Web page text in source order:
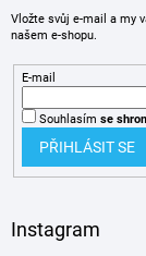
Vložte svůj e-mail a my
našem e-shopu.
E-mail
Souhlasím se
PŘIHLÁSIT SE
Instagram